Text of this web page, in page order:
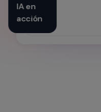
IA en
acción